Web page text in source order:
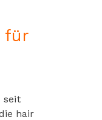
für
seit
hair